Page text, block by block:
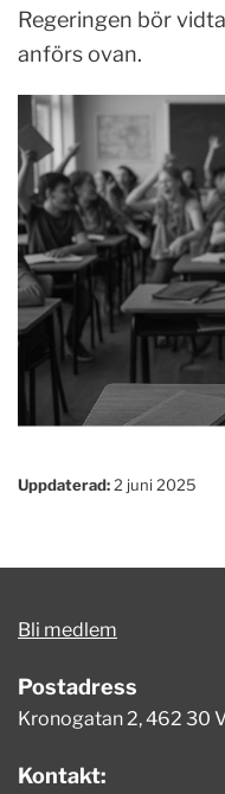
Regeringen bör
anförs ovan.
Uppdaterad: 2 juni 2025
Bli medlem
Postadress
Kronogatan 2, 462 30
Kontakt: